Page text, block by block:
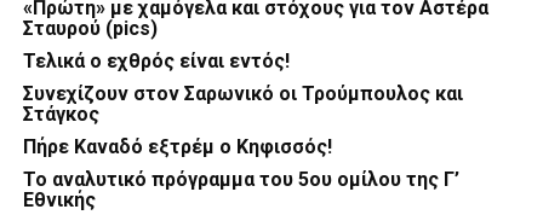
«Πρώτη» με χαμόγελα και στόχους για τον Αστέρα
Σταυρού (pics)
Τελικά ο εχθρός είναι εντός!
Συνεχίζουν στον Σαρωνικό οι Τρούμπουλος και
Στάγκος
Πήρε Καναδό εξτρέμ ο Κηφισσός!
Το αναλυτικό πρόγραμμα του 5ου ομίλου της Γ’
Εθνικής